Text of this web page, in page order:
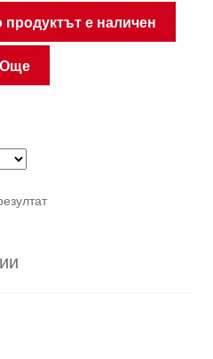
продуктът е наличен
Още